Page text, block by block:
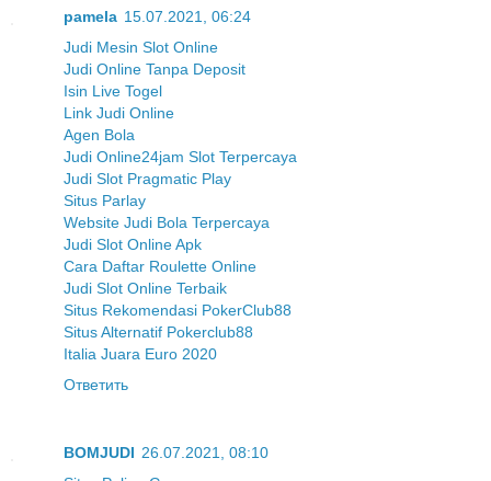
pamela 15.07.2021, 06:24
Judi Mesin Slot Online
Judi Online Tanpa Deposit
Isin Live Togel
Link Judi Online
Agen Bola
Judi Online24jam Slot Terpercaya
Judi Slot Pragmatic Play
Situs Parlay
Website Judi Bola Terpercaya
Judi Slot Online Apk
Cara Daftar Roulette Online
Judi Slot Online Terbaik
Situs Rekomendasi PokerClub88
Situs Alternatif Pokerclub88
Italia Juara Euro 2020
Ответить
BOMJUDI 26.07.2021, 08:10